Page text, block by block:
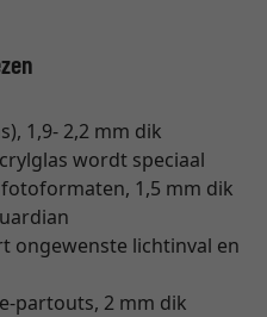
1,9- 2,2 mm dik
wordt speciaal
1,5 mm dik
ongewenste lichtinval en
partouts, 2 mm dik